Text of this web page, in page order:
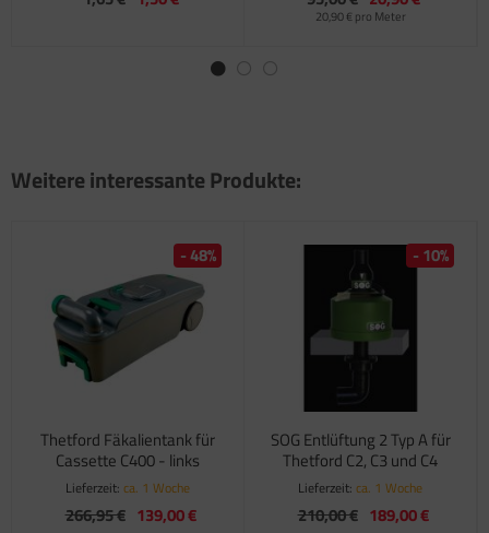
20,90 € pro Meter
Weitere interessante Produkte:
Thetford Fäkalientank für
Cassette C400 - links
Lieferzeit: ca. 1 Woche
266,95 € 139,00 €
- 48%
SOG Entlüftung 2 Typ A für
Thetford C2, C3 und C4
Lieferzeit: ca. 1 Woche
210,00 € 189,00 €
- 10%